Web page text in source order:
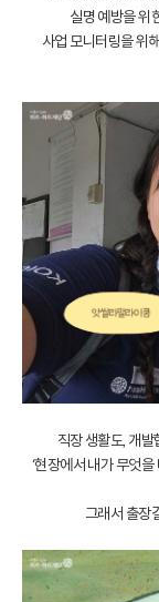
실명 예방을 위
사업 모니터링을 위
직장 생활도, 개
‘현장에서 내가 무엇
그래서 출장